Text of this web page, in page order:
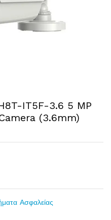
IT5F-3.6 5 MP
(3.6mm)
Ασφαλείας